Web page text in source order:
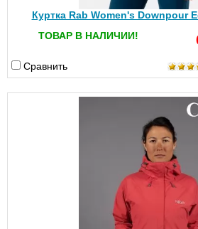
Куртка Rab Women's Downpour
ТОВАР В НАЛИЧИИ!
Сравнить